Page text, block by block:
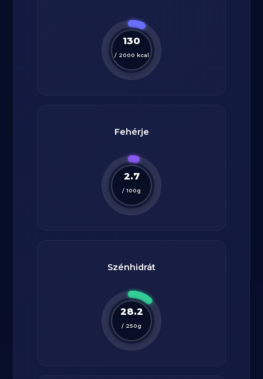
130
/ 2000 kcal
Fehérje
2.7
/ 100g
Szénhidrát
28.2
/ 250g